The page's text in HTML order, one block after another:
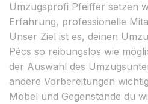
Umzugsprofi Pfeiffer setzen
Erfahrung, professionelle
Unser Ziel ist es, deinen
Pécs so reibungslos wie
der Auswahl des
andere Vorbereitungen
Möbel und Gegenstände du